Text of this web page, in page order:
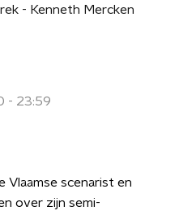
- Kenneth Mercken
- 23:59
Vlaamse scenarist en
over zijn semi-